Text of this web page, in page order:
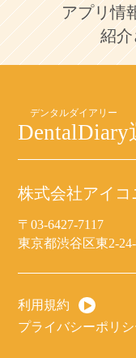
アプリ情
紹
DentalDiary
株式会社アイコ
〒03-6427-7117
東京都渋谷区東2-
利用規約
プライバシーポリシ